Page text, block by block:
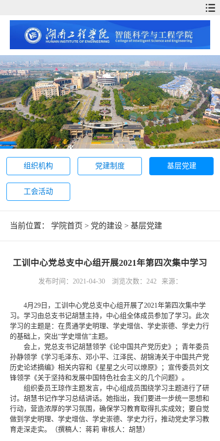
组织机构 党建制度 基层党建
工会活动
当前位置： 学院首页 > 党的建设 > 基层党建
工训中心党总支中心组开展2021年第四次集中学习
发布时间：2021-04-30 浏览次数： 242 来源：
4月29日，工训中心党总支中心组开展了2021年第四次集中学
习。学习由总支书记胡慧主持，中心组全体成员参加了学习。此次
学习的主题是：在贯通学史明理、学史增信、学史崇德、学史力行
的基础上，突出“学史增信”主题。
会上，党总支书记胡慧领学《论中国共产党历史》；青年委员
孙静领学《学习毛泽东、邓小平、江泽民、胡锦涛关于中国共产党
历史论述摘编》相关内容和《星星之火可以燎原》；宣传委员刘文
锋领学《关于坚持和发展中国特色社会主义的几个问题》。
组织委员王琼作主题发言，中心组成员围绕学习主题进行了研
讨。胡慧书记作学习总结讲话。她指出，我们要进一步统一思想和
行动，营造浓厚的学习氛围，确保学习教育取得扎实成效；要自觉
做到学史明理、学史增信、学史崇德、学史力行，推动党史学习教
育走深走实。（撰稿人：蒋莉 审核人：胡慧）